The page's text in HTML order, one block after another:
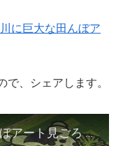
に巨大な田んぼア
で、シェアします。
水田にご当地キャラ 旭川で田んぼアート見ごろ （2019/07/11）北海道新聞